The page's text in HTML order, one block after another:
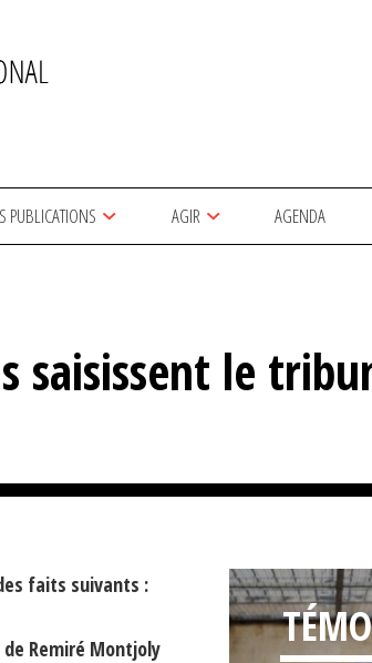
PUBLICATIONS AGIR AGENDA
saisissent le
faits suivants :
Remiré Montjoly